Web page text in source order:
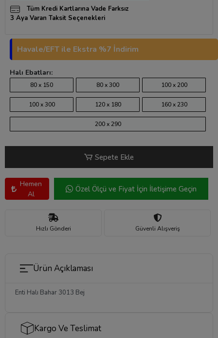
Tüm Kredi Kartlarına Vade Farksız
3 Aya Varan Taksit Seçenekleri
Havale/EFT ile Ekstra %7 İndirim
Halı Ebatları:
80 x 150 80 x 300 100 x 200
100 x 300 120 x 180 160 x 230
200 x 290
Sepete Ekle
Hemen
Al
Özel Ölçü ve Fiyat İçin İletişime Geçin
Hızlı Gönderi Güvenli Alışveriş
Ürün Açıklaması
Enti Halı Bahar 3013 Bej
Kargo Ve Teslimat